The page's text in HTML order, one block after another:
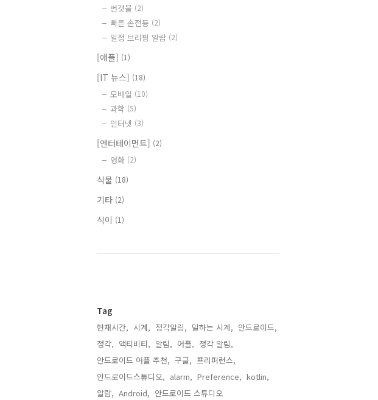
번갯불 (2)
빠른 손전등 (2)
일정 브리핑 알람 (2)
[애플] (1)
[IT 뉴스] (18)
모바일 (10)
과학 (5)
인터넷 (3)
[엔터테이먼트] (2)
영화 (2)
식물 (18)
기타 (2)
식이 (1)
Tag
현재시간, 시계, 정각알림, 말하는 시계, 안드로이드,
정각, 액티비티, 알림, 어플, 정각 알림,
안드로이드 어플 추천, 구글, 프리퍼런스,
안드로이드스튜디오, alarm, Preference, kotlin,
알람, Android, 안드로이드 스튜디오,